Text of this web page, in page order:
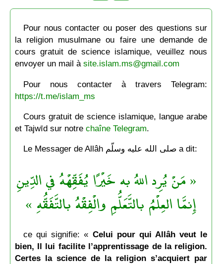
Pour nous contacter ou poser des questions sur
la religion musulmane ou faire une demande de
cours gratuit de science islamique, veuillez nous
envoyer un mail à site.islam.ms@gmail.com
Pour nous contacter à travers Telegram:
https://t.me/islam_ms
Cours gratuit de science islamique, langue arabe
et Tajwīd sur notre chaîne Telegram.
Le Messager de Allâh صلى الله عليه وسلّم a dit:
« مَنْ يُرِد اللهُ به خَيْرًا يُفَقِّهْهُ في الدِّينِ
إِنمَّا العِلْمُ بالتَّعَلُّمِ والْفِقْهُ بالتَّفَقُّهِ »
ce qui signifie: « Celui pour qui Allâh veut le
bien, Il lui facilite l’apprentissage de la religion.
Certes la science de la religion s’acquiert par